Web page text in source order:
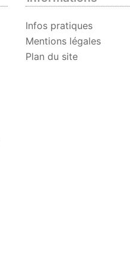
Infos pratiques
Mentions légales
Plan du site